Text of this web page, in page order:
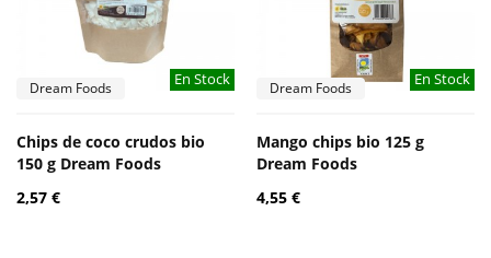
En Stock
Dream Foods
Chips de coco crudos bio
150 g Dream Foods
2,57 €
En Stock
Dream Foods
Mango chips bio 125 g
Dream Foods
4,55 €